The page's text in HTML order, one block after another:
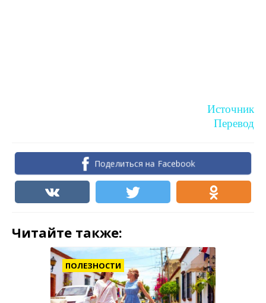
Источник
Перевод
Поделиться на Facebook
Читайте также:
ПОЛЕЗНОСТИ